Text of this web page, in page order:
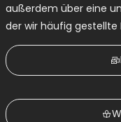
außerdem über eine
der wir häufig